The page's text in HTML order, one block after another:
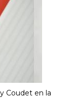
Coudet en la